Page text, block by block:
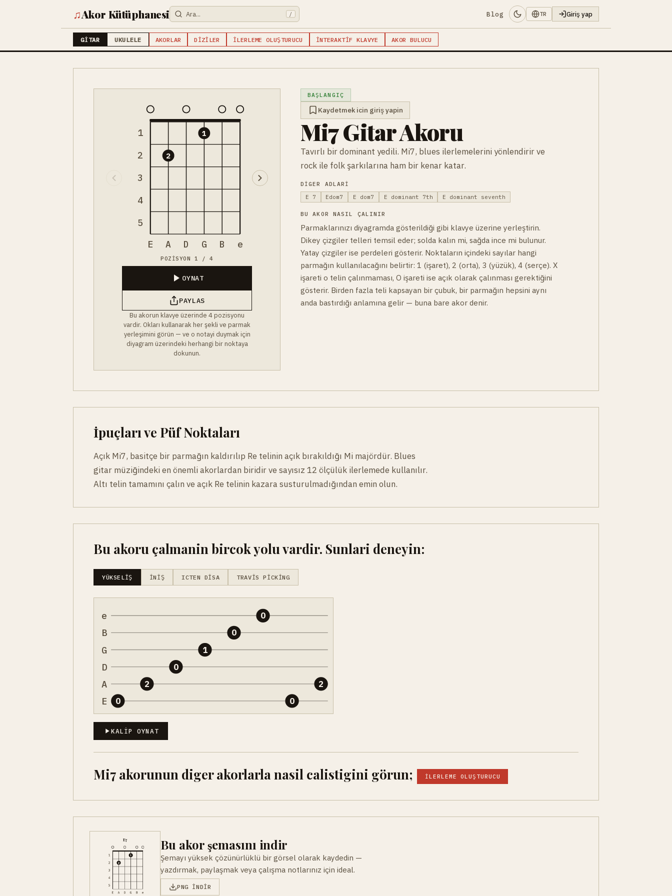
♫Akor Kütüphanesi / Blog TR Giriş yap
GITAR UKULELE AKORLAR DIZILER İLERLEME OLUŞTURUCU İNTERAKTIF KLAVYE AKOR BULUCU
1
2
3
4
5
2
1
E A D G B e
POZISYON 1 / 4
OYNAT
PAYLAS
Bu akorun klavye üzerinde 4 pozisyonu
vardir. Okları kullanarak her şekli ve parmak
yerleşimini görün — ve o notayi duymak için
diyagram üzerindeki herhangi bir noktaya
dokunun.
BAŞLANGIÇ
Kaydetmek icin giriş yapin
Mi7 Gitar Akoru
Tavırlı bir dominant yedili. Mi7, blues ilerlemelerini yönlendirir ve
rock ile folk şarkılarına ham bir kenar katar.
DIGER ADLARI
E 7
Edom7 E dom7 E dominant 7th E dominant seventh
BU AKOR NASIL ÇALINIR
Parmaklarınızı diyagramda gösterildiği gibi klavye üzerine yerleştirin.
Dikey çizgiler telleri temsil eder; solda kalın mi, sağda ince mi bulunur.
Yatay çizgiler ise perdeleri gösterir. Noktaların içindeki sayılar hangi
parmağın kullanılacağını belirtir: 1 (işaret), 2 (orta), 3 (yüzük), 4 (serçe). X
işareti o telin çalınmaması, O işareti ise açık olarak çalınması gerektiğini
gösterir. Birden fazla teli kapsayan bir çubuk, bir parmağın hepsini aynı
anda bastırdığı anlamına gelir — buna bare akor denir.
İpuçları ve Püf Noktaları
Açık Mi7, basitçe bir parmağın kaldırılıp Re telinin açık bırakıldığı Mi majördür. Blues
gitar müziğindeki en önemli akorlardan biridir ve sayısız 12 ölçülük ilerlemede kullanılır.
Altı telin tamamını çalın ve açık Re telinin kazara susturulmadığından emin olun.
Bu akoru çalmanin bircok yolu vardir. Sunlari deneyin:
YÜKSELIŞ İNIŞ ICTEN DISA TRAVIS PICKING
e
B
G
D
A
E 0
2
0
1
0
0
0
2
KALIP OYNAT
Mi7 akorunun diger akorlarla nasil calistigini görun; İLERLEME OLUŞTURUCU
Bu akor şemasını indir
Şemayı yüksek çözünürlüklü bir görsel olarak kaydedin —
yazdırmak, paylaşmak veya çalışma notlarınız için ideal.
PNG INDIR